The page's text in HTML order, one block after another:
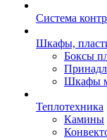
Система
Шкафы,
Боксы
Шкафы
Теплотехника
Камины